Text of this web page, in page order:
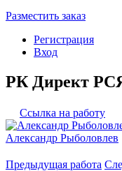
Разместить заказ
Регистрация
Вход
РК Директ
Ссылка на работу
Александр Рыболовлев
Предыдущая работа